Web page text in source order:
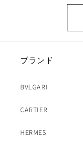
ブランド
BVLGARI
CARTIER
HERMES